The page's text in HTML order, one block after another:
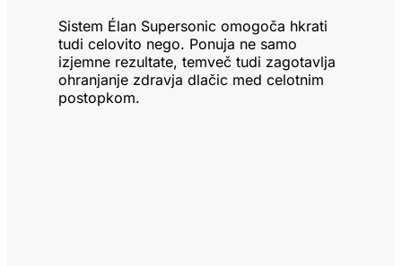
Sistem Élan Supersonic omogoča hkrati
tudi celovito nego. Ponuja ne samo
izjemne rezultate, temveč tudi zagotavlja
ohranjanje zdravja dlačic med celotnim
postopkom.